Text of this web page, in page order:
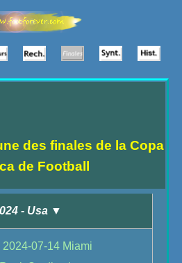
des finales de la Copa
de Football
- Usa ▼
2024-07-14 Miami